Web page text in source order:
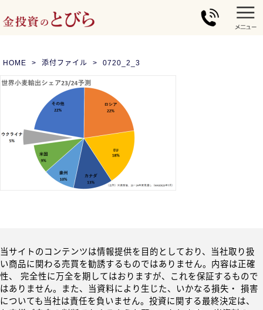
HOME 添付ファイル 0720_2_3
当サイトのコンテンツは情報提供を目的としており、当社取り扱
い商品に関わる売買を勧誘するものではありません。内容は正確
性、 完全性に万全を期してはおりますが、これを保証するもので
はありません。また、当資料により生じた、いかなる損失・ 損害
についても当社は責任を負いません。投資に関する最終決定は、